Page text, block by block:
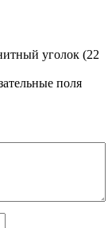
уголок (22
поля